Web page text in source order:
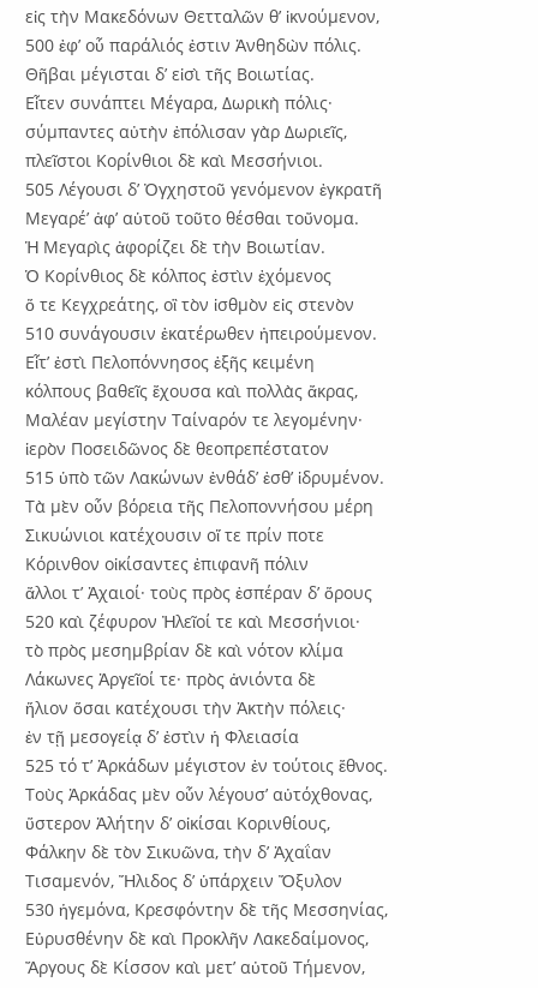
εἰς τὴν Μακεδόνων Θετταλῶν θ’ ἱκνούμενον,
500 ἐφ’ οὗ παράλιός ἐστιν Ἀνθηδὼν πόλις.
Θῆβαι μέγισται δ’ εἰσὶ τῆς Βοιωτίας.
Εἶτεν συνάπτει Μέγαρα, Δωρικὴ πόλις·
σύμπαντες αὐτὴν ἐπόλισαν γὰρ Δωριεῖς,
πλεῖστοι Κορίνθιοι δὲ καὶ Μεσσήνιοι.
505 Λέγουσι δ’ Ὀγχηστοῦ γενόμενον ἐγκρατῆ
Μεγαρέ’ ἀφ’ αὑτοῦ τοῦτο θέσθαι τοὔνομα.
Ἡ Μεγαρὶς ἀφορίζει δὲ τὴν Βοιωτίαν.
Ὁ Κορίνθιος δὲ κόλπος ἐστὶν ἐχόμενος
ὅ τε Κεγχρεάτης, οἳ τὸν ἰσθμὸν εἰς στενὸν
510 συνάγουσιν ἑκατέρωθεν ἠπειρούμενον.
Εἶτ’ ἐστὶ Πελοπόννησος ἑξῆς κειμένη
κόλπους βαθεῖς ἔχουσα καὶ πολλὰς ἄκρας,
Μαλέαν μεγίστην Ταίναρόν τε λεγομένην·
ἱερὸν Ποσειδῶνος δὲ θεοπρεπέστατον
515 ὑπὸ τῶν Λακώνων ἐνθάδ’ ἐσθ’ ἱδρυμένον.
Τὰ μὲν οὖν βόρεια τῆς Πελοποννήσου μέρη
Σικυώνιοι κατέχουσιν οἵ τε πρίν ποτε
Κόρινθον οἰκίσαντες ἐπιφανῆ πόλιν
ἄλλοι τ’ Ἀχαιοί· τοὺς πρὸς ἑσπέραν δ’ ὅρους
520 καὶ ζέφυρον Ἠλεῖοί τε καὶ Μεσσήνιοι·
τὸ πρὸς μεσημβρίαν δὲ καὶ νότον κλίμα
Λάκωνες Ἀργεῖοί τε· πρὸς ἀνιόντα δὲ
ἥλιον ὅσαι κατέχουσι τὴν Ἀκτὴν πόλεις·
ἐν τῇ μεσογείᾳ δ’ ἐστὶν ἡ Φλειασία
525 τό τ’ Ἀρκάδων μέγιστον ἐν τούτοις ἔθνος.
Τοὺς Ἀρκάδας μὲν οὖν λέγουσ’ αὐτόχθονας,
ὕστερον Ἀλήτην δ’ οἰκίσαι Κορινθίους,
Φάλκην δὲ τὸν Σικυῶνα, τὴν δ’ Ἀχαΐαν
Τισαμενόν, Ἤλιδος δ’ ὑπάρχειν Ὄξυλον
530 ἡγεμόνα, Κρεσφόντην δὲ τῆς Μεσσηνίας,
Εὐρυσθένην δὲ καὶ Προκλῆν Λακεδαίμονος,
Ἄργους δὲ Κίσσον καὶ μετ’ αὐτοῦ Τήμενον,